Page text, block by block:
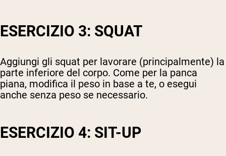
ESERCIZIO 3: SQUAT
Aggiungi gli squat per lavorare (principalmente) la
parte inferiore del corpo. Come per la panca
piana, modifica il peso in base a te, o esegui
anche senza peso se necessario.
ESERCIZIO 4: SIT-UP